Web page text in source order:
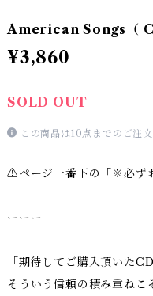
American Songs（
¥3,860
SOLD OUT
この商品は10点までのご注
⚠️ページ一番下の「※必ず
ーーー
「期待してご購入頂いた
そういう信頼の積み重ねこ